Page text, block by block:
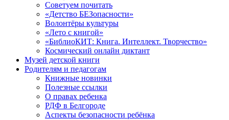
Советуем почитать
«Детство БЕЗопасности»
Волонтёры культуры
«Лето с книгой»
«БиблиоКИТ: Книга. Интеллект. Творчество»
Космический онлайн диктант
Музей детской книги
Родителям и педагогам
Книжные новинки
Полезные ссылки
О правах ребенка
РДФ в Белгороде
Аспекты безопасности ребёнка